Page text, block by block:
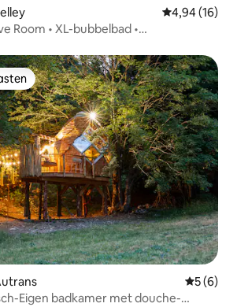
Gemiddelde
4,94 (16)
Room • XL-bubbelbad •
5 (6)
Eigen badkamer met douche-